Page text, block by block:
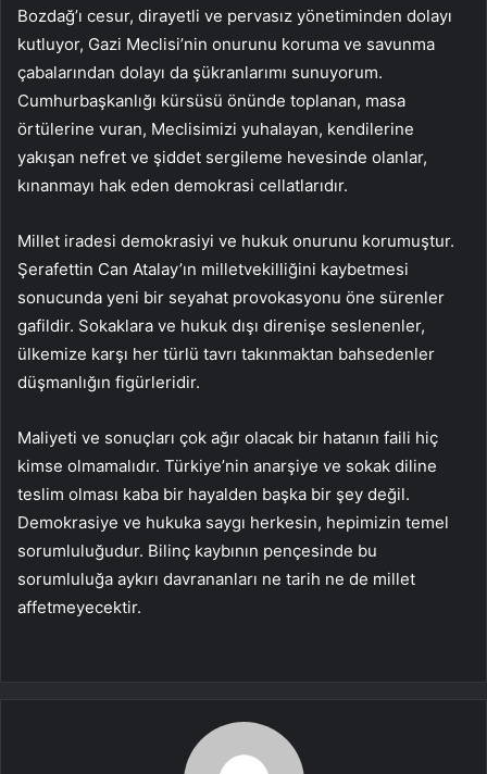
Bozdağ’ı cesur, dirayetli ve pervasız yönetiminden dolayı
kutluyor, Gazi Meclisi’nin onurunu koruma ve savunma
çabalarından dolayı da şükranlarımı sunuyorum.
Cumhurbaşkanlığı kürsüsü önünde toplanan, masa
örtülerine vuran, Meclisimizi yuhalayan, kendilerine
yakışan nefret ve şiddet sergileme hevesinde olanlar,
kınanmayı hak eden demokrasi cellatlarıdır.
Millet iradesi demokrasiyi ve hukuk onurunu korumuştur.
Şerafettin Can Atalay’ın milletvekilliğini kaybetmesi
sonucunda yeni bir seyahat provokasyonu öne sürenler
gafildir. Sokaklara ve hukuk dışı direnişe seslenenler,
ülkemize karşı her türlü tavrı takınmaktan bahsedenler
düşmanlığın figürleridir.
Maliyeti ve sonuçları çok ağır olacak bir hatanın faili hiç
kimse olmamalıdır. Türkiye’nin anarşiye ve sokak diline
teslim olması kaba bir hayalden başka bir şey değil.
Demokrasiye ve hukuka saygı herkesin, hepimizin temel
sorumluluğudur. Bilinç kaybının pençesinde bu
sorumluluğa aykırı davrananları ne tarih ne de millet
affetmeyecektir.